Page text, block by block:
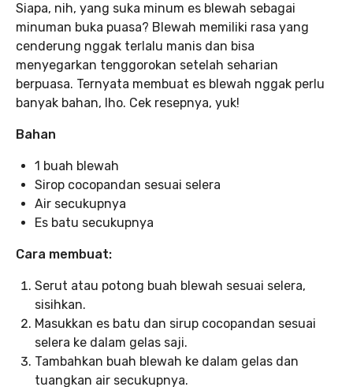
Siapa, nih, yang suka minum es blewah sebagai
minuman buka puasa? Blewah memiliki rasa yang
cenderung nggak terlalu manis dan bisa
menyegarkan tenggorokan setelah seharian
berpuasa. Ternyata membuat es blewah nggak perlu
banyak bahan, lho. Cek resepnya, yuk!
Bahan
1 buah blewah
Sirop cocopandan sesuai selera
Air secukupnya
Es batu secukupnya
Cara membuat:
Serut atau potong buah blewah sesuai selera,
sisihkan.
Masukkan es batu dan sirup cocopandan sesuai
selera ke dalam gelas saji.
Tambahkan buah blewah ke dalam gelas dan
tuangkan air secukupnya.